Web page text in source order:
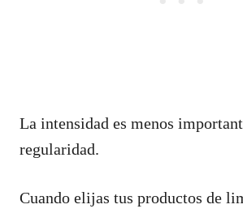
La intensidad es menos
regularidad.
Cuando elijas tus productos de